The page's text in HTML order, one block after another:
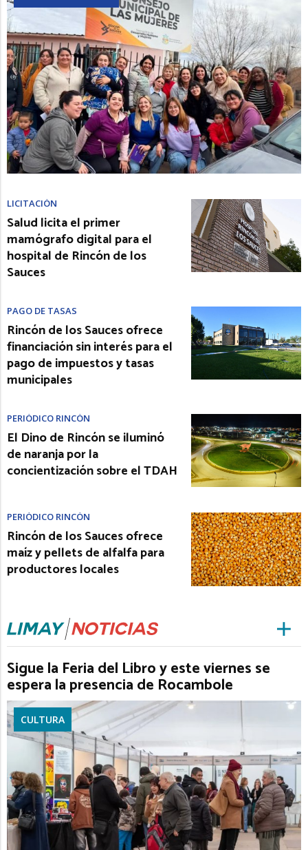
LICITACIÓN
Salud licita el primer
mamógrafo digital para el
hospital de Rincón de los
Sauces
PAGO DE TASAS
Rincón de los Sauces ofrece
financiación sin interés para el
pago de impuestos y tasas
municipales
PERIÓDICO RINCÓN
El Dino de Rincón se iluminó
de naranja por la
concientización sobre el TDAH
PERIÓDICO RINCÓN
Rincón de los Sauces ofrece
maíz y pellets de alfalfa para
productores locales
Sigue la Feria del Libro y este viernes se
espera la presencia de Rocambole
CULTURA